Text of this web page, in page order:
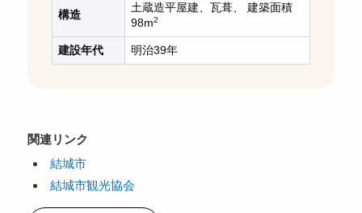
構造
土蔵造平屋建、瓦葺、 建築面積
98m2
建設年代 明治39年
関連リンク
結城市
結城市観光協会